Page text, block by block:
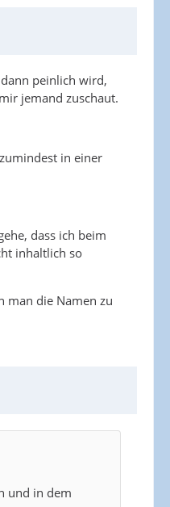
peinlich wird,
jemand zuschaut.
in einer
dass ich beim
inhaltlich so
man die Namen zu
und in dem